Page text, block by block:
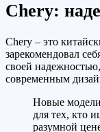
Chery:
Chery – это
зарекомендовал
своей
современным
Новые
для тех, кто
разумной